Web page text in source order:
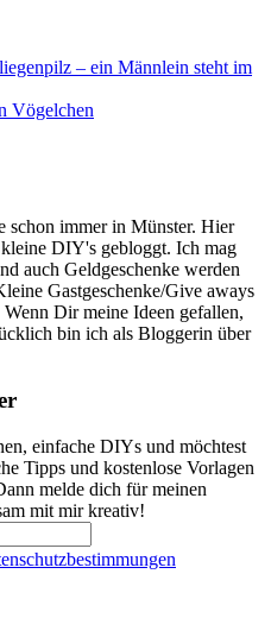
– ein Männlein steht im
Vögelchen
immer in Münster. Hier
DIY's gebloggt. Ich mag
auch Geldgeschenke werden
Gastgeschenke/Give aways
Dir meine Ideen gefallen,
bin ich als Bloggerin über
einfache DIYs und möchtest
Tipps und kostenlose Vorlagen
melde dich für meinen
mit mir kreativ!